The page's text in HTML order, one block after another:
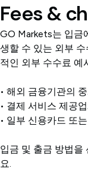
Fees &
GO Markets는 입금
생할 수 있는 외부
적인 외부 수수료 예
• 해외 금융기관의
• 결제 서비스 제공
• 일부 신용카드 또
입금 및 출금 방법을
요.